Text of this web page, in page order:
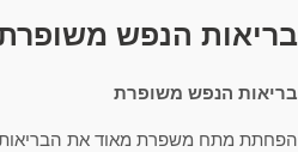
בריאות הנפש
בריאות הנפש משופרת
הפחתת מתח משפרת מאוד את הבריאות